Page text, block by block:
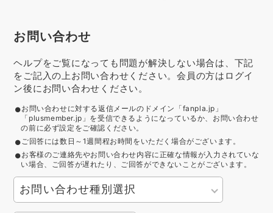
お問い合わせ
ヘルプをご覧になっても問題が解決しない場合は、下記
をご記入の上お問い合わせください。会員の方はログイ
ン後にお問い合わせください。
お問い合わせに対する返信メールのドメイン「fanpla.jp」
「plusmember.jp」を受信できるようになっているか、お問い合わせ
の前に必ず設定をご確認ください。
ご回答には数日～1週間程お時間をいただく場合がございます。
お客様のご連絡先やお問い合わせ内容に正確な情報が入力されていな
い場合、ご回答が遅れたり、ご回答ができないことがございます。